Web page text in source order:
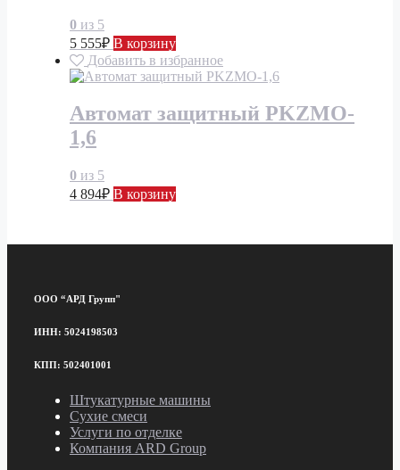
0 из 5
5 555₽ В корзину
Добавить в избранное
Автомат защитный PKZMO-
1,6
0 из 5
4 894₽ В корзину
ООО “АРД Групп"
ИНН: 5024198503
КПП: 502401001
Штукатурные машины
Сухие смеси
Услуги по отделке
Компания ARD Group